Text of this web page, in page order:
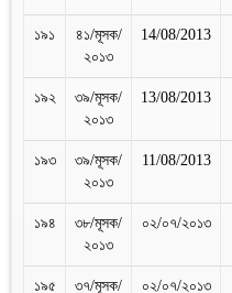
১৯১
৪১/মূসক/
২০১৩
14/08/2013
১৯২
৩৯/মূসক/
২০১৩
13/08/2013
১৯৩
৩৯/মূসক/
২০১৩
11/08/2013
১৯৪
৩৮/মূসক/
২০১৩
০২/০৭/২০১৩
১৯৫
৩৭/মূসক/
০২/০৭/২০১৩